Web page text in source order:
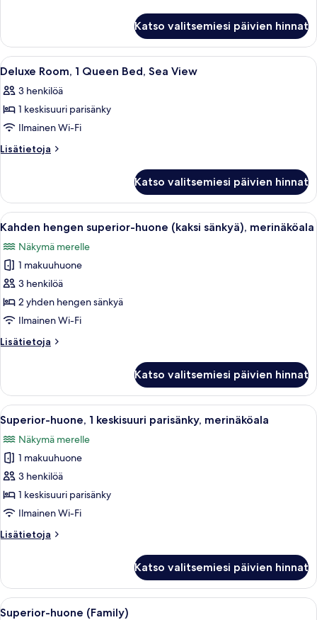
kuvat
Room,
Sea
View
Katso valitsemiesi päivien hinnat
Avaa
kaikki
huonetyypin
Deluxe
Room,
1
Sea
View
kuvat
Hotellihuone, jossa on sänky,
13
Deluxe Room, 1 Queen Bed, Sea View
3 henkilöä
1 keskisuuri parisänky
Ilmainen Wi-Fi
Lisätietoja
Lisätietoja
1
Queen
Bed,
View
Katso valitsemiesi päivien hinnat
Avaa
kaikki
huonetyypin
Kahden
hengen
superior-
huone
sänkyä),
Hotellihuone, jossa on kaksi
4
Kahden hengen superior-huone (kaksi sänkyä), merinäköala
Näkymä merelle
1 makuuhuone
3 henkilöä
2 yhden hengen sänkyä
Ilmainen Wi-Fi
Lisätietoja
Lisätietoja
superior-
huone
(kaksi
sänkyä),
merinäköala
Katso valitsemiesi päivien hinnat
Avaa
kaikki
huonetyypin
Superior-
huone,
1
keskisuuri
merinäköala
Hotellihuone, jossa on sänky,
5
Superior-huone, 1 keskisuuri parisänky, merinäköala
Näkymä merelle
1 makuuhuone
3 henkilöä
1 keskisuuri parisänky
Ilmainen Wi-Fi
Lisätietoja
Lisätietoja
1
keskisuuri
parisänky,
Katso valitsemiesi päivien hinnat
Avaa
Minibaari, tallelokero huoneessa,
4
Superior-huone (Family)